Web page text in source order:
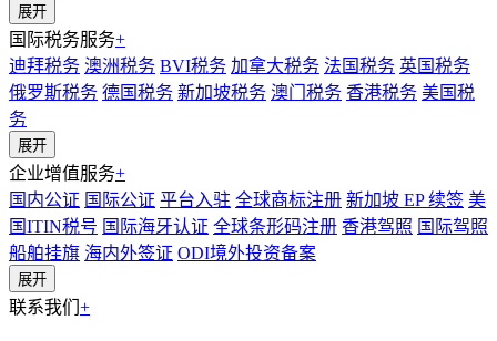
展开
国际税务服务+
迪拜税务 澳洲税务 BVI税务 加拿大税务 法国税务 英国税务
俄罗斯税务 德国税务 新加坡税务 澳门税务 香港税务 美国税
务
展开
企业增值服务+
国内公证 国际公证 平台入驻 全球商标注册 新加坡 EP 续签 美
国ITIN税号 国际海牙认证 全球条形码注册 香港驾照 国际驾照
船舶挂旗 海内外签证 ODI境外投资备案
展开
联系我们 +